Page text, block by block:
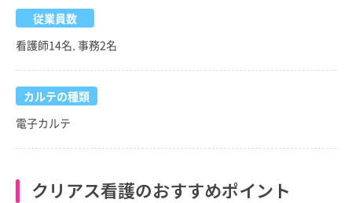
従業員数
看護師14名, 事務2名
カルテの種類
電子カルテ
クリアス看護のおすすめポイント